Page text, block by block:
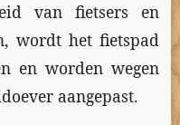
van fietsers en
wordt het fietspad
en worden wegen
aangepast.